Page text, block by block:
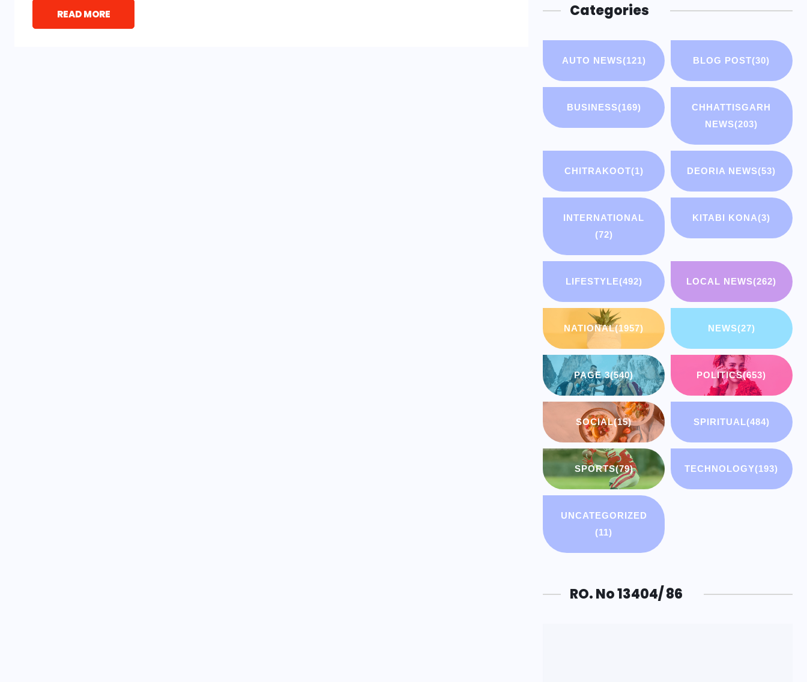
READ MORE Categories
AUTO NEWS(121) BLOG POST(30)
BUSINESS(169)
CHHATTISGARH
NEWS(203)
CHITRAKOOT(1) DEORIA NEWS(53)
INTERNATIONAL
(72)
KITABI KONA(3)
LIFESTYLE(492) LOCAL NEWS(262)
NATIONAL(1957) NEWS(27)
PAGE 3(540) POLITICS(653)
SOCIAL(15) SPIRITUAL(484)
SPORTS(79) TECHNOLOGY(193)
UNCATEGORIZED
(11)
RO. No 13404/ 86